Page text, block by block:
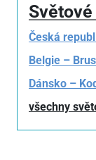
Česká
Belgie –
Dánsko –
všechny